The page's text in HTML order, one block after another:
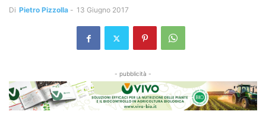
Di Pietro Pizzolla - 13 Giugno 2017
- pubblicità -